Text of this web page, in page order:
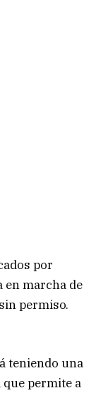
por
en marcha de
permiso.
teniendo una
permite a